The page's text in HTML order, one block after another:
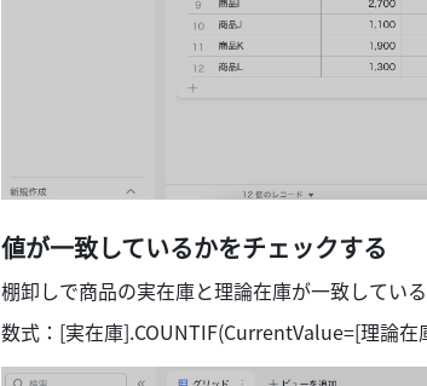
値が一致しているかをチェックする
棚卸しで商品の実在庫と理論在庫が一致している
数式：[実在庫].COUNTIF(CurrentValue=[理論在